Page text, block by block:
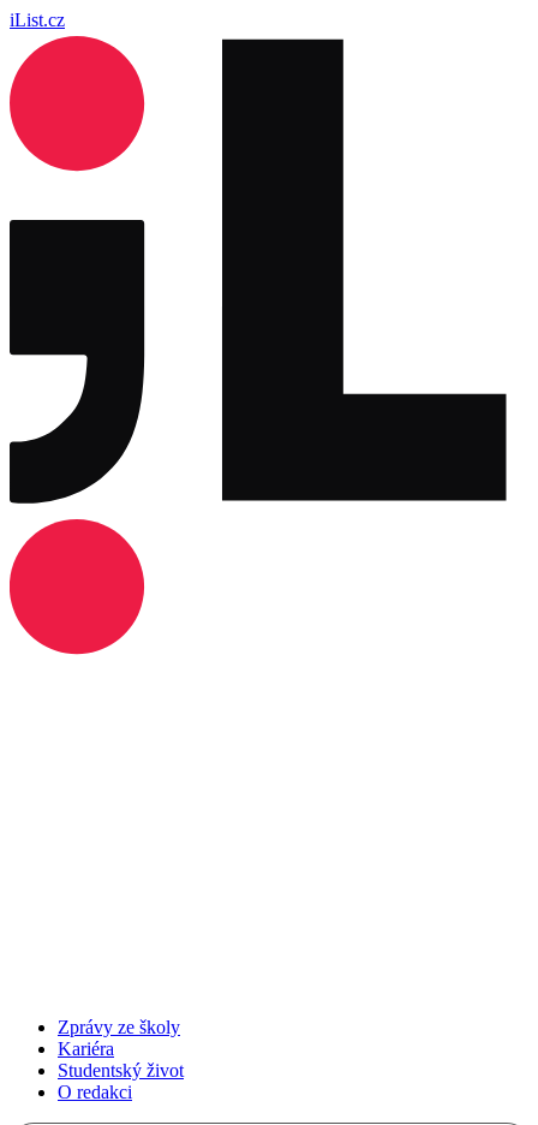
iList.cz
Zprávy ze školy
Kariéra
Studentský život
O redakci